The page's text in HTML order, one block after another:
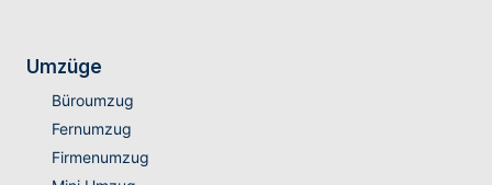
Umzüge
Büroumzug
Fernumzug
Firmenumzug